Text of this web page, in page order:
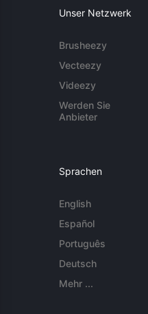
Unser Netzwerk
Brusheezy
Vecteezy
Videezy
Werden Sie
Anbieter
Sprachen
English
Español
Português
Deutsch
Mehr ...